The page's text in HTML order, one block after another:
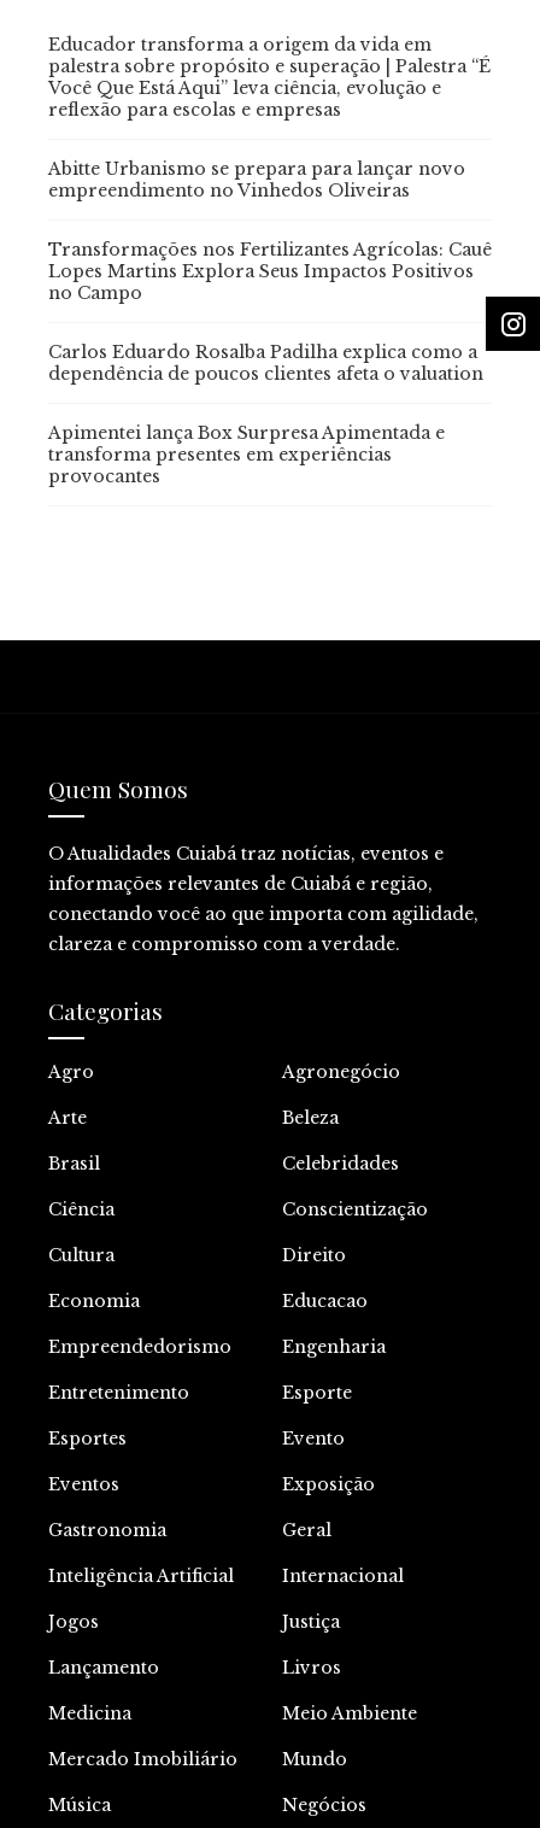
Educador transforma a origem da vida em
palestra sobre propósito e superação | Palestra “É
Você Que Está Aqui” leva ciência, evolução e
reflexão para escolas e empresas
Abitte Urbanismo se prepara para lançar novo
empreendimento no Vinhedos Oliveiras
Transformações nos Fertilizantes Agrícolas: Cauê
Lopes Martins Explora Seus Impactos Positivos
no Campo
Carlos Eduardo Rosalba Padilha explica como a
dependência de poucos clientes afeta o valuation
Apimentei lança Box Surpresa Apimentada e
transforma presentes em experiências
provocantes
Quem Somos
O Atualidades Cuiabá traz notícias, eventos e
informações relevantes de Cuiabá e região,
conectando você ao que importa com agilidade,
clareza e compromisso com a verdade.
Categorias
Agro Agronegócio
Arte Beleza
Brasil Celebridades
Ciência Conscientização
Cultura Direito
Economia Educacao
Empreendedorismo Engenharia
Entretenimento Esporte
Esportes Evento
Eventos Exposição
Gastronomia Geral
Inteligência Artificial Internacional
Jogos Justiça
Lançamento Livros
Medicina Meio Ambiente
Mercado Imobiliário Mundo
Música Negócios